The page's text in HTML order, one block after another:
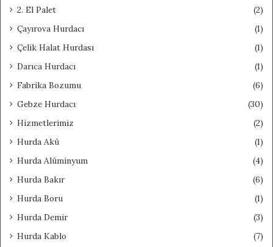
2. El Palet
(2)
Çayırova Hurdacı
(1)
Çelik Halat Hurdası
(1)
Darıca Hurdacı
(1)
Fabrika Bozumu
(6)
Gebze Hurdacı
(30)
Hizmetlerimiz
(2)
Hurda Akü
(1)
Hurda Alüminyum
(4)
Hurda Bakır
(6)
Hurda Boru
(1)
Hurda Demir
(3)
Hurda Kablo
(7)